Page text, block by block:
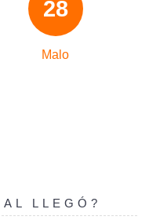
28
Malo
LLEGÓ?